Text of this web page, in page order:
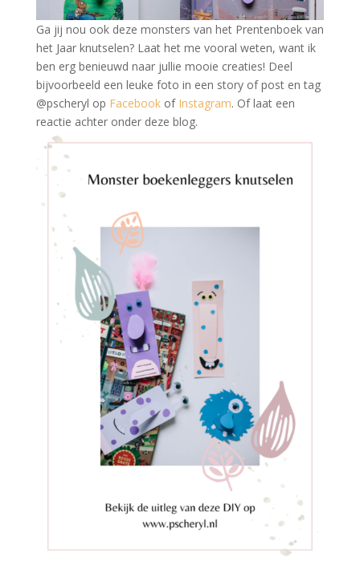
Ga jij nou ook deze monsters van het Prentenboek van
het Jaar knutselen? Laat het me vooral weten, want ik
ben erg benieuwd naar jullie mooie creaties! Deel
bijvoorbeeld een leuke foto in een story of post en tag
@pscheryl op Facebook of Instagram. Of laat een
reactie achter onder deze blog.